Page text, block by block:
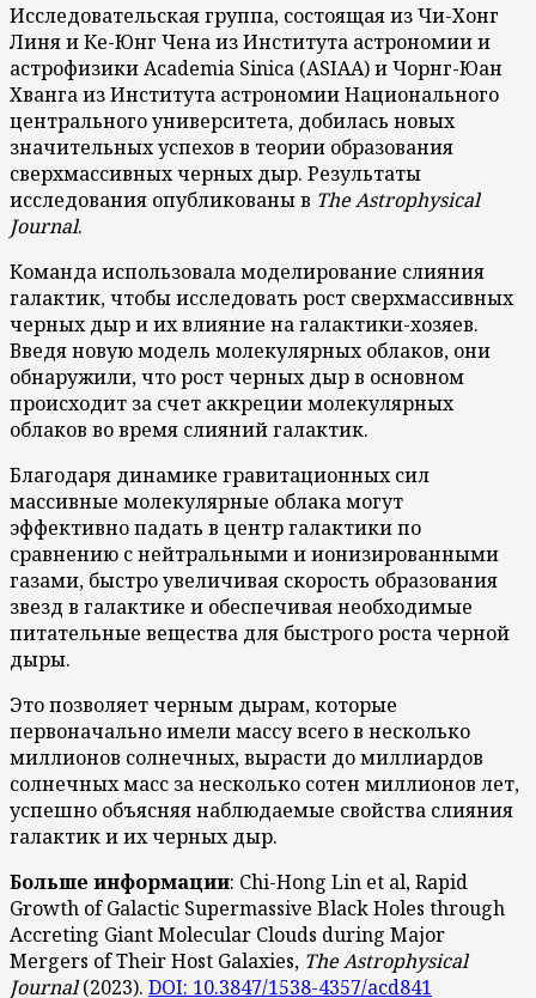
Исследовательская группа, состоящая из Чи-Хонг
Линя и Ке-Юнг Чена из Института астрономии и
астрофизики Academia Sinica (ASIAA) и Чорнг-Юан
Хванга из Института астрономии Национального
центрального университета, добилась новых
значительных успехов в теории образования
сверхмассивных черных дыр. Результаты
исследования опубликованы в The Astrophysical
Journal.
Команда использовала моделирование слияния
галактик, чтобы исследовать рост сверхмассивных
черных дыр и их влияние на галактики-хозяев.
Введя новую модель молекулярных облаков, они
обнаружили, что рост черных дыр в основном
происходит за счет аккреции молекулярных
облаков во время слияний галактик.
Благодаря динамике гравитационных сил
массивные молекулярные облака могут
эффективно падать в центр галактики по
сравнению с нейтральными и ионизированными
газами, быстро увеличивая скорость образования
звезд в галактике и обеспечивая необходимые
питательные вещества для быстрого роста черной
дыры.
Это позволяет черным дырам, которые
первоначально имели массу всего в несколько
миллионов солнечных, вырасти до миллиардов
солнечных масс за несколько сотен миллионов лет,
успешно объясняя наблюдаемые свойства слияния
галактик и их черных дыр.
Больше информации: Chi-Hong Lin et al, Rapid
Growth of Galactic Supermassive Black Holes through
Accreting Giant Molecular Clouds during Major
Mergers of Their Host Galaxies, The Astrophysical
Journal(2023). DOI: 10.3847/1538-4357/acd841